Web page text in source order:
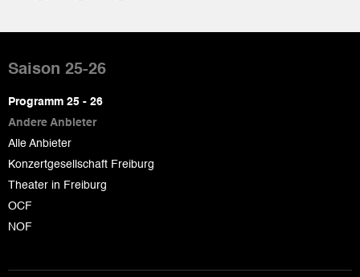
de
page
Saison 25-26
Programm 25 - 26
Andere Anbieter
Alle Anbieter
Konzertgesellschaft Freiburg
Theater in Freiburg
OCF
NOF